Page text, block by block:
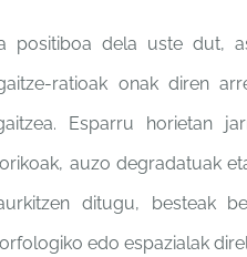
positiboa dela uste dut,
ratioak onak diren
Esparru horietan
auzo degradatuak
ditugu, besteak
edoespazialak